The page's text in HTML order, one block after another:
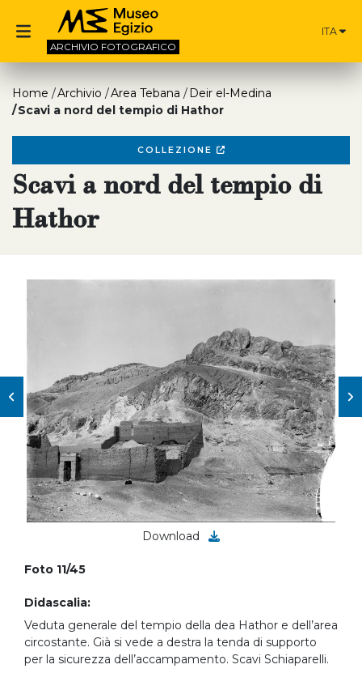
ARCHIVIO FOTOGRAFICO
ITA
Home Archivio Area Tebana
Deir el-Medina
Scavi a nord del tempio di Hathor
COLLEZIONE
Scavi a nord del tempio di
Hathor
Download
Foto 11/45
Didascalia:
Veduta generale del tempio della dea Hathor e dell’area
circostante. Già si vede a destra la tenda di supporto
per la sicurezza dell’accampamento. Scavi Schiaparelli.